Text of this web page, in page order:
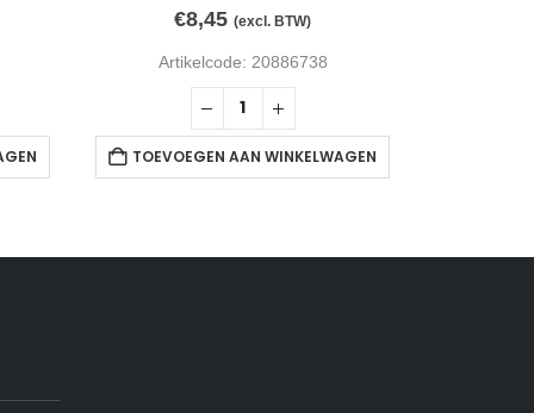
€8,45 (excl. BTW)
Artikelcode: 20886738
TOEVOEGEN AAN WINKELWAGEN